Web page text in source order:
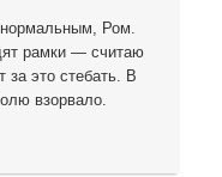
Ром.
рамки — считаю
за это стебать. В
взорвало.